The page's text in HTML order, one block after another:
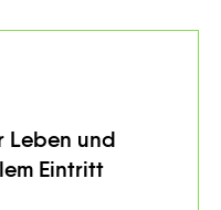
Leben und
Eintritt